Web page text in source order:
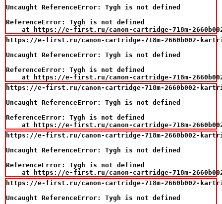
Uncaught ReferenceError: Tygh is not defined
ReferenceError: Tygh is not defined
at https://e-first.ru/canon-cartridge-718m-
https://e-first.ru/canon-cartridge-718m-2660b002-
Uncaught ReferenceError: Tygh is not defined
ReferenceError: Tygh is not defined
at https://e-first.ru/canon-cartridge-718m-
https://e-first.ru/canon-cartridge-718m-2660b002-
Uncaught ReferenceError: Tygh is not defined
ReferenceError: Tygh is not defined
at https://e-first.ru/canon-cartridge-718m-
https://e-first.ru/canon-cartridge-718m-2660b002-
Uncaught ReferenceError: Tygh is not defined
ReferenceError: Tygh is not defined
at https://e-first.ru/canon-cartridge-718m-
https://e-first.ru/canon-cartridge-718m-2660b002-
Uncaught ReferenceError: Tygh is not defined